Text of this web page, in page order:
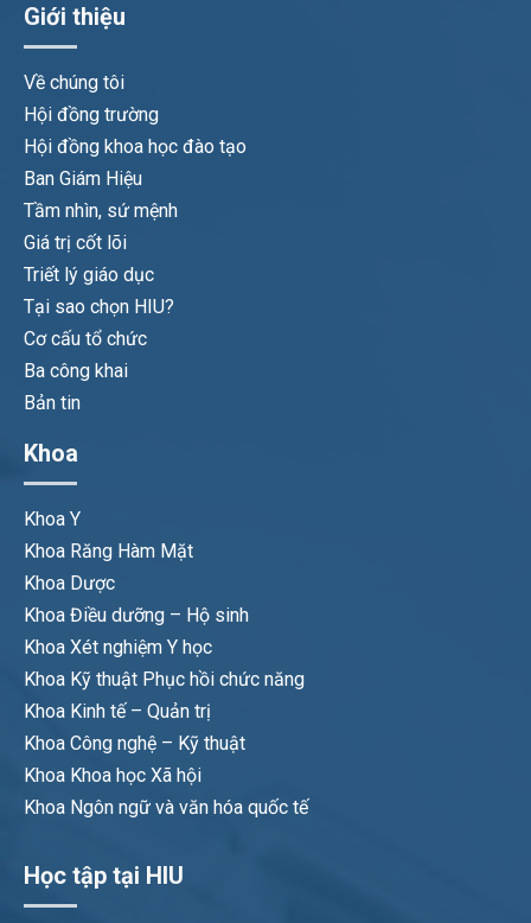
Giới thiệu
Về chúng tôi
Hội đồng trường
Hội đồng khoa học đào tạo
Ban Giám Hiệu
Tầm nhìn, sứ mệnh
Giá trị cốt lõi
Triết lý giáo dục
Tại sao chọn HIU?
Cơ cấu tổ chức
Ba công khai
Bản tin
Khoa
Khoa Y
Khoa Răng Hàm Mặt
Khoa Dược
Khoa Điều dưỡng – Hộ sinh
Khoa Xét nghiệm Y học
Khoa Kỹ thuật Phục hồi chức năng
Khoa Kinh tế – Quản trị
Khoa Công nghệ – Kỹ thuật
Khoa Khoa học Xã hội
Khoa Ngôn ngữ và văn hóa quốc tế
Học tập tại HIU